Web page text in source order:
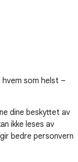
som helst –
dine beskyttet av
ikke leses av
bedre personvern